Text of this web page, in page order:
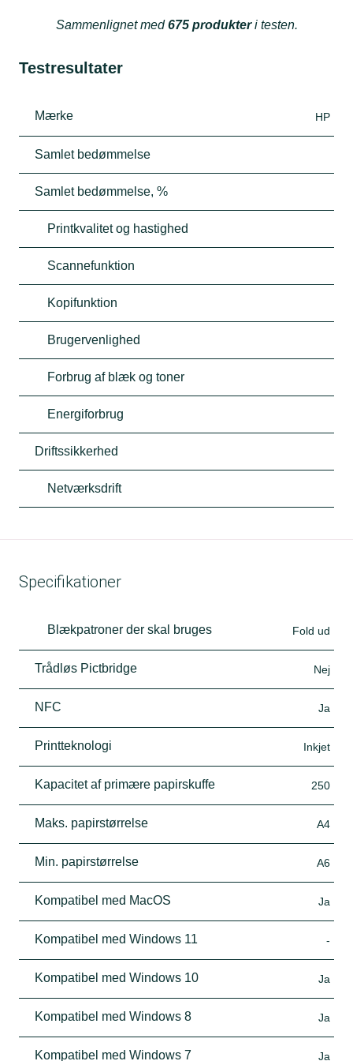
Sammenlignet med675 produkteri testen.
Testresultater
Mærke HP
Samlet bedømmelse
Samlet bedømmelse, %
Printkvalitet og hastighed
Scannefunktion
Kopifunktion
Brugervenlighed
Forbrug af blæk og toner
Energiforbrug
Driftssikkerhed
Netværksdrift
Specifikationer
Blækpatroner der skal bruges Fold ud
Trådløs Pictbridge Nej
NFC Ja
Printteknologi Inkjet
Kapacitet af primære papirskuffe 250
Maks. papirstørrelse A4
Min. papirstørrelse A6
Kompatibel med MacOS Ja
Kompatibel med Windows 11 -
Kompatibel med Windows 10 Ja
Kompatibel med Windows 8 Ja
Kompatibel med Windows 7 Ja